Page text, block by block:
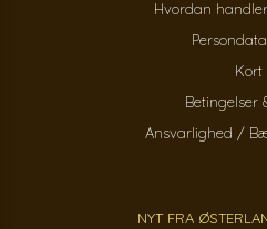
Hvordan
Kort
Betingelser
Ansvarlighed /
NYT FRA